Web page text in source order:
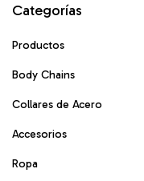
Categorías
Productos
Body Chains
Collares de Acero
Accesorios
Ropa